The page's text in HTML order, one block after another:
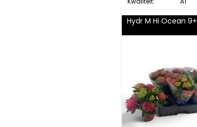
Hydr M Hi Ocean 9+